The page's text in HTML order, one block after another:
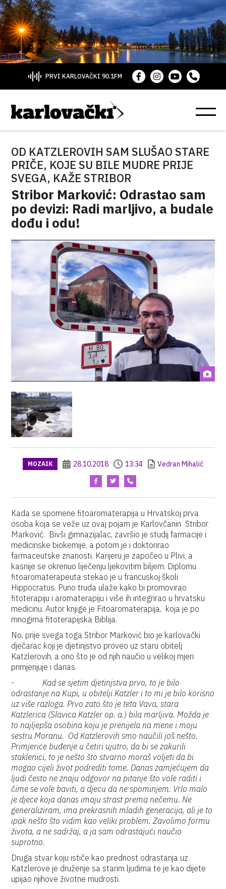
PRVI KARLOVAČKI 90.1FM
OD KATZLEROVIH SAM SLUŠAO STARE
PRIČE, KOJE SU BILE MUDRE PRIJE
SVEGA, KAŽE STRIBOR
Stribor Marković: Odrastao sam
po devizi: Radi marljivo, a budale
dođu i odu!
MOZAIK 28.10.2018 13:34 Vedran Mihalić
Kada se spomene fitoaromaterapija u Hrvatskoj prva
osoba koja se veže uz ovaj pojam je Karlovčanin Stribor
Marković. Bivši gimnazijalac, završio je studij farmacije i
medicinske biokemije, a potom je i doktorirao
farmaceutske znanosti. Karijeru je započeo u Plivi, a
kasnije se okrenuo liječenju ljekovitim biljem. Diplomu
fitoaromaterapeuta stekao je u francuskoj školi
Hippocratus. Puno truda ulaže kako bi promovirao
fitoterapiju i aromaterapiju i više ih integrirao u hrvatsku
medicinu. Autor knjige je Fitoaromaterapija, koja je po
mnogima fitoterapijska Biblija.
No, prije svega toga Stribor Marković bio je karlovački
dječarac koji je djetinjstvo proveo uz staru obitelj
Katzlerovih, a ono što je od njih naučio u velikoj mjeri
primjenjuje i danas.
-Kad se sjetim djetinjstva prvo, to je bilo
odrastanje na Kupi, u obitelji Katzler i to mi je bilo korisno
uz više razloga. Prvo zato što je teta Vava, stara
Katzlerica (Slavica Katzler op. a.) bila marljiva. Možda je
to najljepša osobina koju je prenijela na mene i moju
sestru Moranu. Od Katzlerovih smo naučili još nešto.
Primjerice buđenje u četiri ujutro, da bi se zakurili
staklenici, to je nešto što stvarno moraš voljeti da bi
mogao cijeli život podrediti tome. Danas zamjećujem da
ljudi često ne znaju odgovor na pitanje što vole raditi i
čime se vole baviti, a djecu da ne spominjem. Vrlo malo
je djece koja danas imaju strast prema nečemu. Ne
generaliziram, ima prekrasnih mladih generacija, ali je to
ipak nešto što vidim kao veliki problem. Zavolimo formu
života, a ne sadržaj, a ja sam odrastajući naučio
suprotno.
Druga stvar koju ističe kao prednost odrastanja uz
Katzlerove je druženje sa starim ljudima te je kao dijete
upijao njihove životne mudrosti.